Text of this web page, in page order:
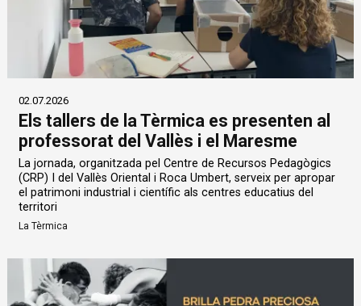
02.07.2026
Els tallers de la Tèrmica es presenten al
professorat del Vallès i el Maresme
La jornada, organitzada pel Centre de Recursos Pedagògics
(CRP) I del Vallès Oriental i Roca Umbert, serveix per apropar
el patrimoni industrial i científic als centres educatius del
territori
La Tèrmica